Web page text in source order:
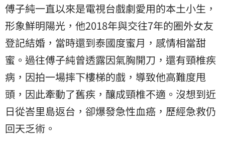
傅子純一直以來是電視台戲劇愛用的本土小生，
形象鮮明陽光，他2018年與交往7年的圈外女友
登記結婚，當時還到泰國度蜜月，感情相當甜
蜜。過往傅子純曾透露因氣胸開刀，還有頸椎疾
病，因拍一場摔下樓梯的戲，導致他高難度甩
頭，因此牽動了舊疾，釀成頸椎不適。沒想到近
日從峇里島返台，卻爆發急性血癌，歷經急救仍
回天乏術。